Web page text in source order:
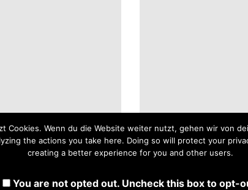
Cookies. Wenn du die Website weiter nutzt, gehen wir von
the actions you take here. Doing so will protect your
creating a better experience for you and other users.
You are not opted out. Uncheck this box to opt-